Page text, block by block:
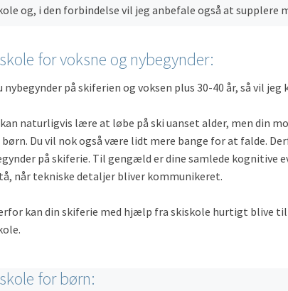
og, i den forbindelse vil jeg anbefale også at supplere
for voksne og nybegynder:
nybegynder på skiferien og voksen plus 30-40 år, så vil
naturligvis lære at løbe på ski uanset alder, men din
Du vil nok også være lidt mere bange for at falde.
på skiferie. Til gengæld er dine samlede kognitive
når tekniske detaljer bliver kommunikeret.
kan din skiferie med hjælp fra skiskole hurtigt blive
for børn: